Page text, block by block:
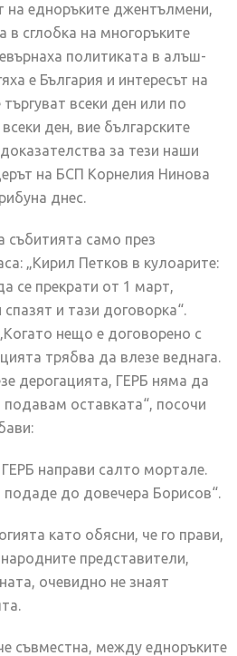
на едноръките джентълмени,
в сглобка на многоръките
политиката в алъш-
е България и интересът на
всеки ден или по
ден, вие българските
за тези наши
на БСП Корнелия Нинова
днес.
събитията само през
„Кирил Петков в кулоарите:
се прекрати от 1 март,
и тази договорка“.
нещо е договорено с
трябва да влезе веднага.
дерогацията, ГЕРБ няма да
оставката“, посочи
направи салто мортале.
подаде до довечера Борисов“.
като обясни, че го прави,
представители,
очевидно не знаят
съвместна, между едноръките